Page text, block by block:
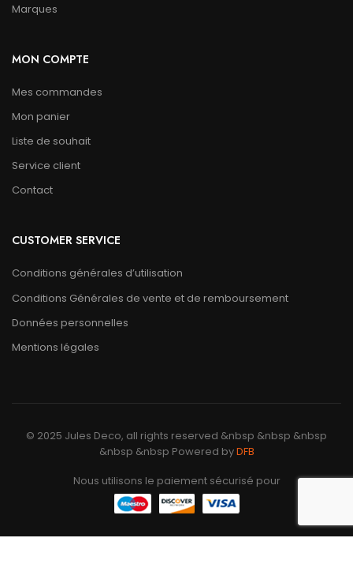
Marques
MON COMPTE
Mes commandes
Mon panier
Liste de souhait
Service client
Contact
CUSTOMER SERVICE
Conditions générales d’utilisation
Conditions Générales de vente et de remboursement
Données personnelles
Mentions légales
© 2025 Jules Deco, all rights reserved &nbsp &nbsp &nbsp
&nbsp &nbsp Powered byDFB
Nous utilisons le paiement sécurisé pour